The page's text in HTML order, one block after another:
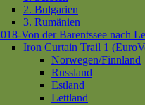
2. Bulgarien
3. Rumänien
Von der Barentssee nach
Iron Curtain Trail 1
Norwegen/Finnland
Russland
Estland
Lettland